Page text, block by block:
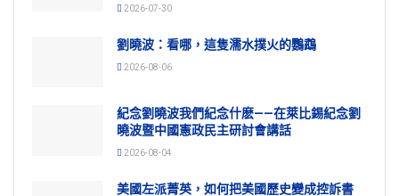
2026-07-30
劉曉波：看哪，這隻濡水撲火的鸚鵡
2026-08-06
紀念劉曉波我們紀念什麽——在萊比錫紀念劉
曉波暨中國憲政民主研討會講話
2026-08-04
美國左派菁英，如何把美國歷史變成控訴書